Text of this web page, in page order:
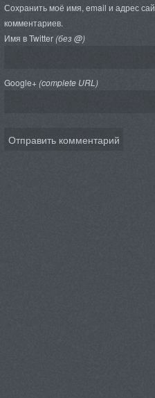
Сохранить моё имя, email и адрес
комментариев.
Имя в Twitter(без @)
Google+ (complete URL)